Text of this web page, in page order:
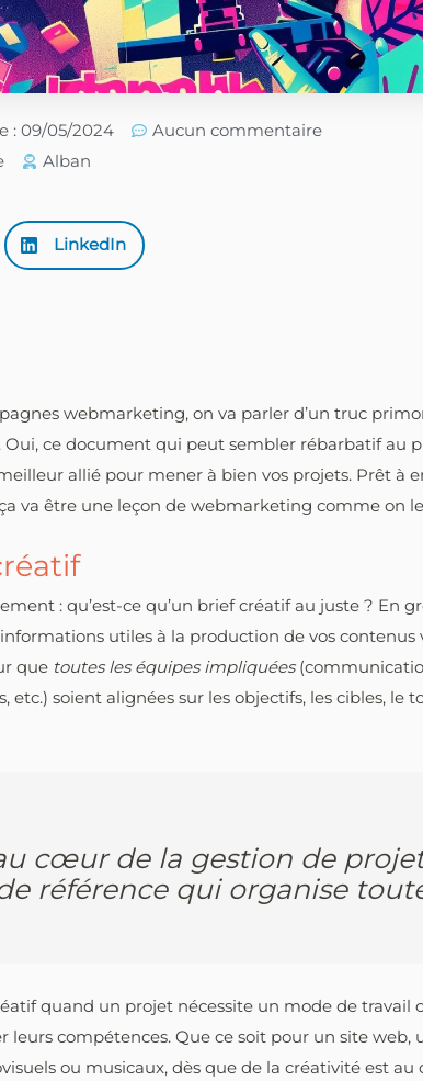
: 09/05/2024
Aucun commentaire
Alban
LinkedIn
webmarketing, on va parler d’un truc
. Oui, ce document qui peut sembler rébarbatif au
allié pour mener à bien vos projets. Prêt à
va être une leçon de webmarketing comme on
: qu’est-ce qu’un brief créatif au juste ? En
utiles à la production de vos contenus
que toutes les équipes impliquées
soient alignées sur les objectifs, les cibles, le
cœur de la gestion de
référence qui organise
quand un projet nécessite un mode de travail
leurs compétences. Que ce soit pour un site web,
ou musicaux, dès que de la créativité est